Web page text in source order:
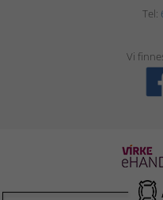
Tel:
Vi